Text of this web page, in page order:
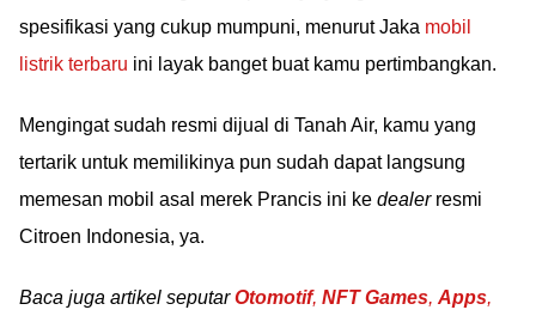
spesifikasi yang cukup mumpuni, menurut Jaka mobil
listrik terbaru ini layak banget buat kamu pertimbangkan.
Mengingat sudah resmi dijual di Tanah Air, kamu yang
tertarik untuk memilikinya pun sudah dapat langsung
memesan mobil asal merek Prancis ini ke dealerresmi
Citroen Indonesia, ya.
Baca juga artikel seputarOtomotif, NFT Games, Apps,